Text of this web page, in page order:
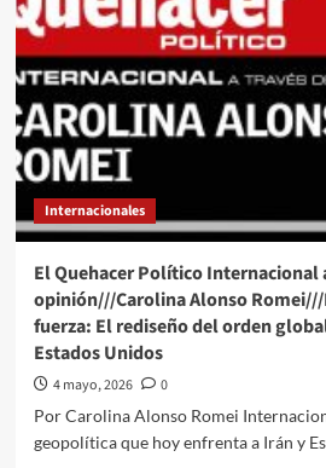
retiro
Gerardo
Mérida
Sánchez
comparece
ante
corte
de
York
tras
en
EU
Internacionales
El Quehacer Político Internacional
opinión///Carolina Alonso Romei///
fuerza: El rediseño del orden
Estados Unidos
4 mayo, 2026
0
Por Carolina Alonso Romei
geopolítica que hoy enfrenta a Irán y